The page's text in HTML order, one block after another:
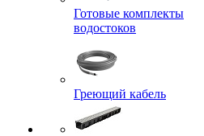
Готовые комплекты
водостоков
Греющий кабель